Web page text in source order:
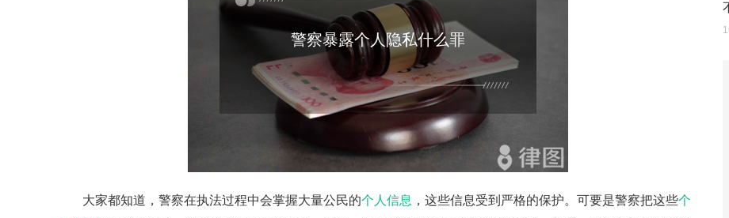
警察暴露个人隐私什么罪
大家都知道，警察在执法过程中会掌握大量公民的个人信息 ，这些信息受到严格的保护。可要是警察把这些个